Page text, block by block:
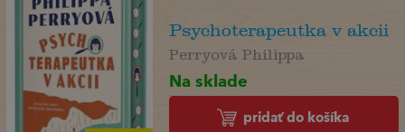
Psychoterapeutka v akcii
Perryová Philippa
Na sklade
pridať do košíka